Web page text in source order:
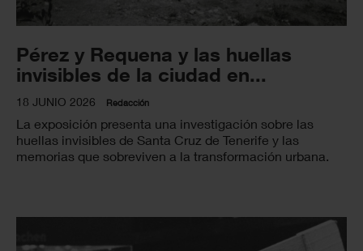
Pérez y Requena y las huellas
invisibles de la ciudad en...
18 JUNIO 2026 Redacción
La exposición presenta una investigación sobre las
huellas invisibles de Santa Cruz de Tenerife y las
memorias que sobreviven a la transformación urbana.